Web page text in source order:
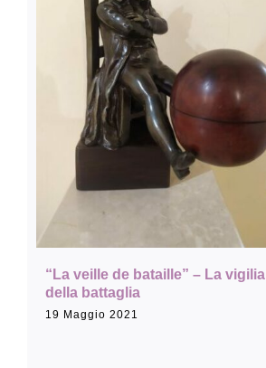
Sala Maria Luigia
“La veille de bataille” – La vigilia
della battaglia
19 Maggio 2021